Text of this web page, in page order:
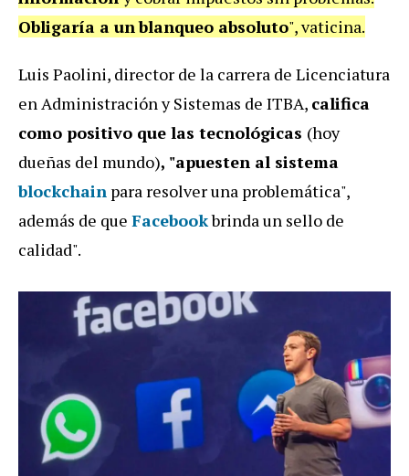
Obligaría a un blanqueo absoluto", vaticina.
Luis Paolini, director de la carrera de Licenciatura
en Administración y Sistemas de ITBA, califica
como positivo que las tecnológicas (hoy
dueñas del mundo), "apuesten al sistema
blockchain para resolver una problemática",
además de que Facebookbrinda un sello de
calidad".